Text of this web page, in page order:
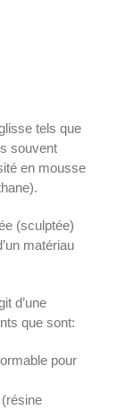
tels que
souvent
en mousse
(sculptée)
matériau
d’une
que sont:
pour